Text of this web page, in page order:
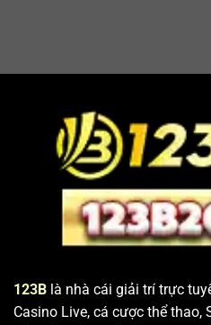
123B là nhà cái giải trí trực
Casino Live, cá cược thể thao,